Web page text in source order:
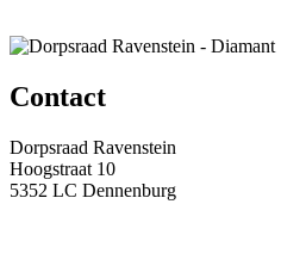
Contact
Dorpsraad Ravenstein
Hoogstraat 10
5352 LC Dennenburg